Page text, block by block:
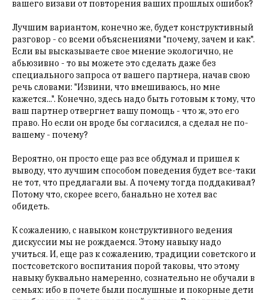
вашего визави от повторения ваших прошлых ошибок?
Лучшим вариантом, конечно же, будет конструктивный
разговор - со всеми объяснениями "почему, зачем и как".
Если вы высказываете свое мнение экологично, не
абьюзивно - то вы можете это сделать даже без
специального запроса от вашего партнера, начав свою
речь словами: "Извини, что вмешиваюсь, но мне
кажется...". Конечно, здесь надо быть готовым к тому, что
ваш партнер отвергнет вашу помощь - что ж, это его
право. Но если он вроде бы согласился, а сделал не по-
вашему - почему?
Вероятно, он просто еще раз все обдумал и пришел к
выводу, что лучшим способом поведения будет все-таки
не тот, что предлагали вы. А почему тогда поддакивал?
Потому что, скорее всего, банально не хотел вас
обидеть.
К сожалению, с навыком конструктивного ведения
дискуссии мы не рождаемся. Этому навыку надо
учиться. И, еще раз к сожалению, традиции советского и
постсоветского воспитания порой таковы, что этому
навыку буквально намеренно, сознательно не обучали в
семьях: ибо в почете были послушные и покорные дети